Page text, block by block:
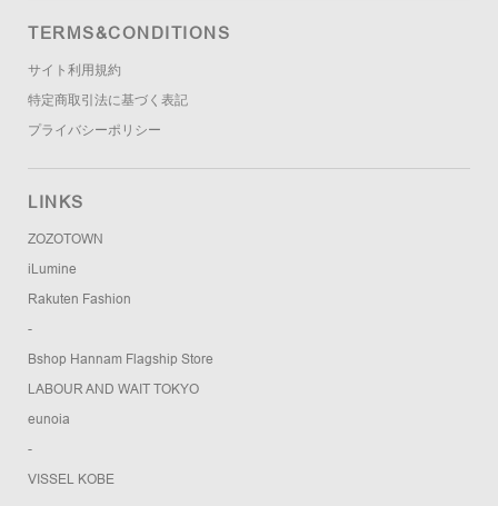
TERMS&CONDITIONS
サイト利用規約
特定商取引法に基づく表記
プライバシーポリシー
LINKS
ZOZOTOWN
iLumine
Rakuten Fashion
-
Bshop Hannam Flagship Store
LABOUR AND WAIT TOKYO
eunoia
-
VISSEL KOBE